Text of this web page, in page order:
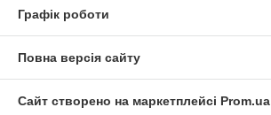
Графік роботи
Повна версія сайту
Сайт створено на маркетплейсі Prom.ua